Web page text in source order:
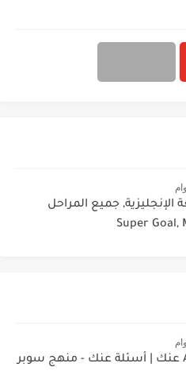
الإنجليزية, جميع المراحل
Super Goal,
About You عنك | أسئلة عنك - منهج سوبر